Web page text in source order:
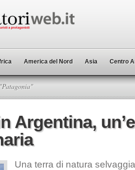
America del Nord Asia Centro
Argentina,
Una terra di natura